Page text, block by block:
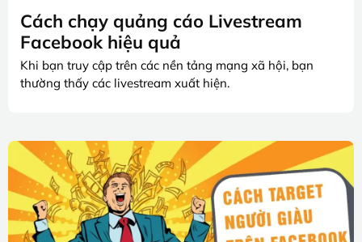
Cách chạy quảng cáo Livestream
Facebook hiệu quả
Khi bạn truy cập trên các nền tảng mạng xã hội, bạn
thường thấy các livestream xuất hiện.